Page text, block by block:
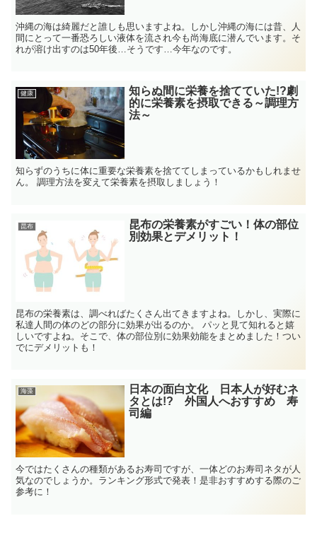
沖縄の海は綺麗だと誰しも思いますよね。しかし沖縄の海には昔、人
間にとって一番恐ろしい液体を流され今も尚海底に潜んでいます。そ
れが溶け出すのは50年後…そうです…今年なのです。
健康
知らぬ間に栄養を捨てていた!?劇
的に栄養素を摂取できる～調理方
法～
知らずのうちに体に重要な栄養素を捨ててしまっているかもしれませ
ん。 調理方法を変えて栄養素を摂取しましょう！
昆布
昆布の栄養素がすごい！体の部位
別効果とデメリット！
昆布の栄養素は、調べればたくさん出てきますよね。しかし、実際に
私達人間の体のどの部分に効果が出るのか。 パッと見て知れると嬉
しいですよね。そこで、体の部位別に効果効能をまとめました！つい
でにデメリットも！
海藻
日本の面白文化 日本人が好むネ
タとは!? 外国人へおすすめ 寿
司編
今ではたくさんの種類があるお寿司ですが、一体どのお寿司ネタが人
気なのでしょうか。ランキング形式で発表！是非おすすめする際のご
参考に！